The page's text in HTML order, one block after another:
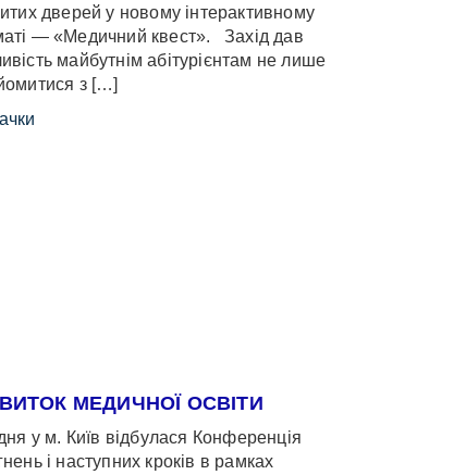
дверей у новому інтерактивному
— «Медичний квест». Захід дав
майбутнім абітурієнтам не лише
з […]
МЕДИЧНОЇ ОСВІТИ
у м. Київ відбулася Конференція
і наступних кроків в рамках